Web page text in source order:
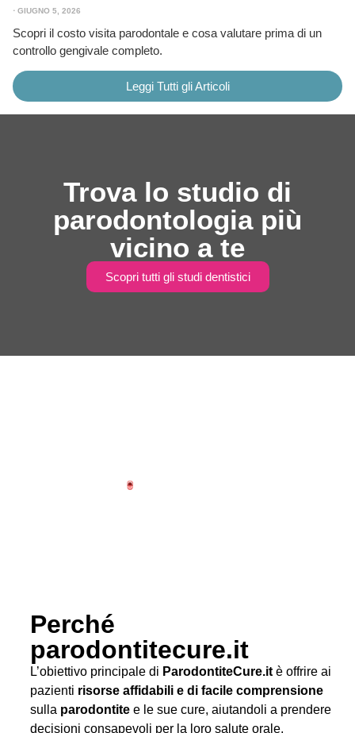
⋅ GIUGNO 5, 2026
Scopri il costo visita parodontale e cosa valutare prima di un
controllo gengivale completo.
Leggi Tutti gli Articoli
Trova lo studio di
parodontologia più
vicino a te
Scopri tutti gli studi dentistici
Perché
parodontitecure.it
L’obiettivo principale di ParodontiteCure.it è offrire ai
pazienti risorse affidabili e di facile comprensione
sulla parodontite e le sue cure, aiutandoli a prendere
decisioni consapevoli per la loro salute orale.